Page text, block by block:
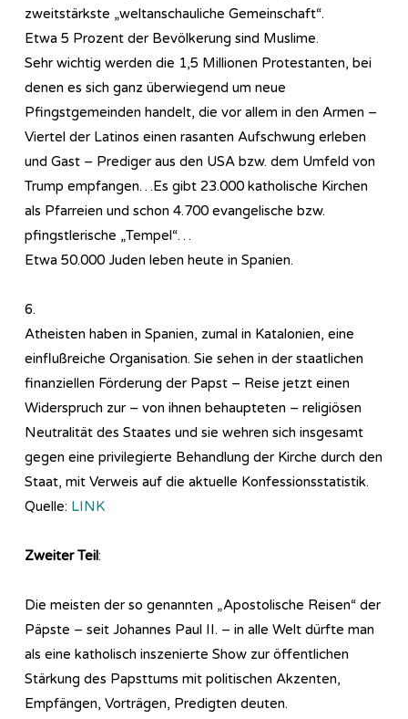
zweitstärkste „weltanschauliche Gemeinschaft“.
Etwa 5 Prozent der Bevölkerung sind Muslime.
Sehr wichtig werden die 1,5 Millionen Protestanten, bei
denen es sich ganz überwiegend um neue
Pfingstgemeinden handelt, die vor allem in den Armen –
Viertel der Latinos einen rasanten Aufschwung erleben
und Gast – Prediger aus den USA bzw. dem Umfeld von
Trump empfangen…Es gibt 23.000 katholische Kirchen
als Pfarreien und schon 4.700 evangelische bzw.
pfingstlerische „Tempel“…
Etwa 50.000 Juden leben heute in Spanien.
6.
Atheisten haben in Spanien, zumal in Katalonien, eine
einflußreiche Organisation. Sie sehen in der staatlichen
finanziellen Förderung der Papst – Reise jetzt einen
Widerspruch zur – von ihnen behaupteten – religiösen
Neutralität des Staates und sie wehren sich insgesamt
gegen eine privilegierte Behandlung der Kirche durch den
Staat, mit Verweis auf die aktuelle Konfessionsstatistik.
Quelle: LINK
Zweiter Teil:
Die meisten der so genannten „Apostolische Reisen“ der
Päpste – seit Johannes Paul II. – in alle Welt dürfte man
als eine katholisch inszenierte Show zur öffentlichen
Stärkung des Papsttums mit politischen Akzenten,
Empfängen, Vorträgen, Predigten deuten.